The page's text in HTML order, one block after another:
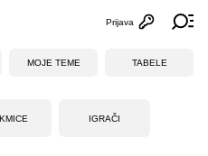
Otvori
Prijava
MOJE TEME TABELE
IGRAČI